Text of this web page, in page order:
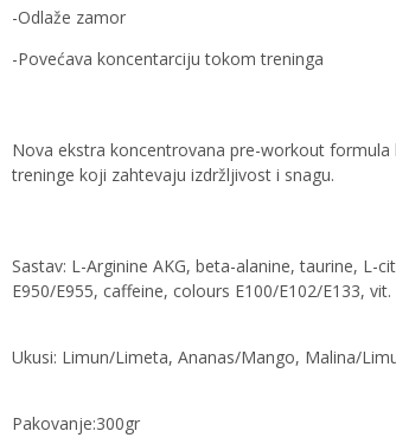
-Odlaže zamor
-Povećava koncentarciju tokom treninga
Nova ekstra koncentrovana pre-workout formula
treninge koji zahtevaju izdržljivost i snagu.
Sastav: L-Arginine AKG, beta-alanine, taurine,
E950/E955, caffeine, colours E100/E102/E133,
Ukusi: Limun/Limeta, Ananas/Mango, Malina/
Pakovanje:300gr